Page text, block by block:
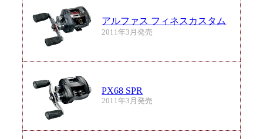
アルファス フィネスカスタム
2011年3月発売
PX68 SPR
2011年3月発売